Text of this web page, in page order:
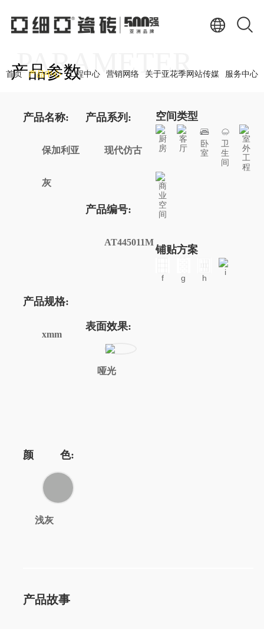
首页 产品中心 工程中心 营销网络 关于亚花季网站传媒 服务中心
产品参数
PARAMETER
产品名称:
保加利亚
灰
产品系列:
现代仿古
产品编号:
AT445011M
产品规格:
xmm
表面效果:
哑光
颜 色:
浅灰
空间类型
厨
房
客
厅
卧
室
卫
生
间
室
外
工
程
商
业
空
间
铺贴方案
f g h
i
产品故事